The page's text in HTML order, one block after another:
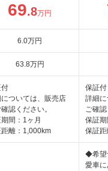
69.8万円
6.0万円
63.8万円
ついては、販売店
認ください。
間：1ヶ月
離：1,000km
保証付
詳細
ご確認
保証期
保証
◆希望
愛車